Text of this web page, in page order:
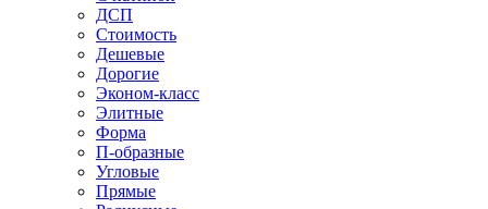
ДСП
Стоимость
Дешевые
Дорогие
Эконом-класс
Элитные
Форма
П-образные
Угловые
Прямые